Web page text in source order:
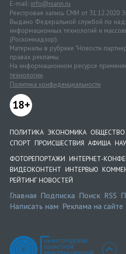
E-mail: info@niann.ru
Реестровая запись СМИ от
Выдано Федеральной службой по
информационных технологий и
(Роскомнадзор).
Материалы в рубрике "Новости
правах рекламы.
На информационном ресурсе
технологии.
Политика конфиденциальности
18+
ПОЛИТИКА ЭКОНОМИКА ОБЩЕСТВО
СПОРТ ПРОИСШЕСТВИЯ АФИША
ФОТОРЕПОРТАЖИ ИНТЕРНЕТ-
ВИДЕОКОНТЕНТ ИНТЕРВЬЮ
РЕЙТИНГ НОВОСТЕЙ
Главная Подписка Поиск RSS
Написать нам Реклама на сайте